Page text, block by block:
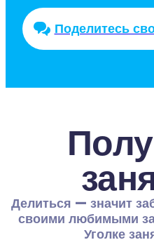
Поделитесь
Делиться — значит
своими любимыми
Уголке